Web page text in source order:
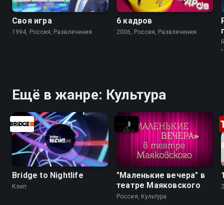
Своя игра
1994, Россия, Развлечения
6 кадров
2006, Россия, Развлечения
Ещё в жанре: Культура
Bridge to Nightlife
Клип
"Маленькие вечера" в
театре Маяковского
Россия, Культура